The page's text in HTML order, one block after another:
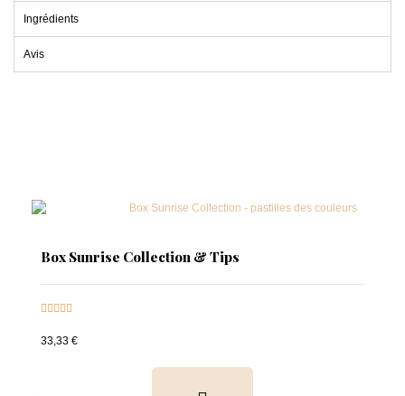
Ingrédients
Avis
Box Sunrise Collection & Tips

33,33 €